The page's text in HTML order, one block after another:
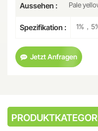
Aussehen : Pale
Spezifikation : 1%，
Jetzt Anfragen